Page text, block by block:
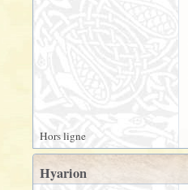
Hors ligne
Hyarion